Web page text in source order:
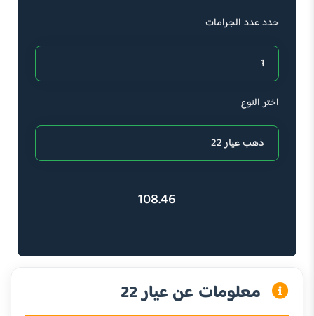
حدد عدد الجرامات
اختر النوع
108.46
معلومات عن عيار 22